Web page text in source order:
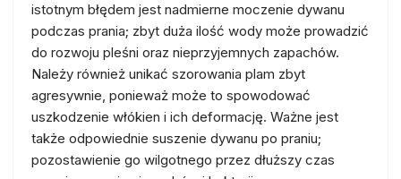
istotnym błędem jest nadmierne moczenie dywanu
podczas prania; zbyt duża ilość wody może prowadzić
do rozwoju pleśni oraz nieprzyjemnych zapachów.
Należy również unikać szorowania plam zbyt
agresywnie, ponieważ może to spowodować
uszkodzenie włókien i ich deformację. Ważne jest
także odpowiednie suszenie dywanu po praniu;
pozostawienie go wilgotnego przez dłuższy czas